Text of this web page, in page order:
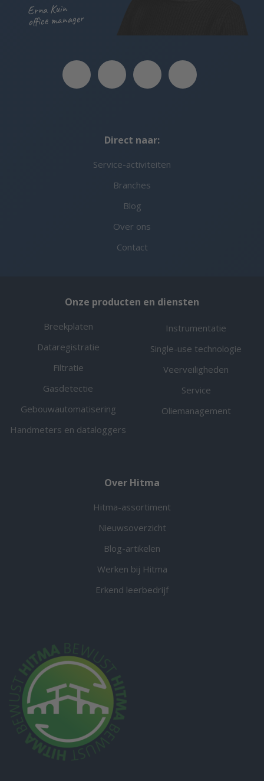
Erna Kuin
office manager
Direct naar:
Service-activiteiten
Branches
Blog
Over ons
Contact
Onze producten en diensten
Breekplaten
Dataregistratie
Filtratie
Gasdetectie
Gebouwautomatisering
Handmeters en dataloggers
Instrumentatie
Single-use technologie
Veerveiligheden
Service
Oliemanagement
Over Hitma
Hitma-assortiment
Nieuwsoverzicht
Blog-artikelen
Werken bij Hitma
Erkend leerbedrijf